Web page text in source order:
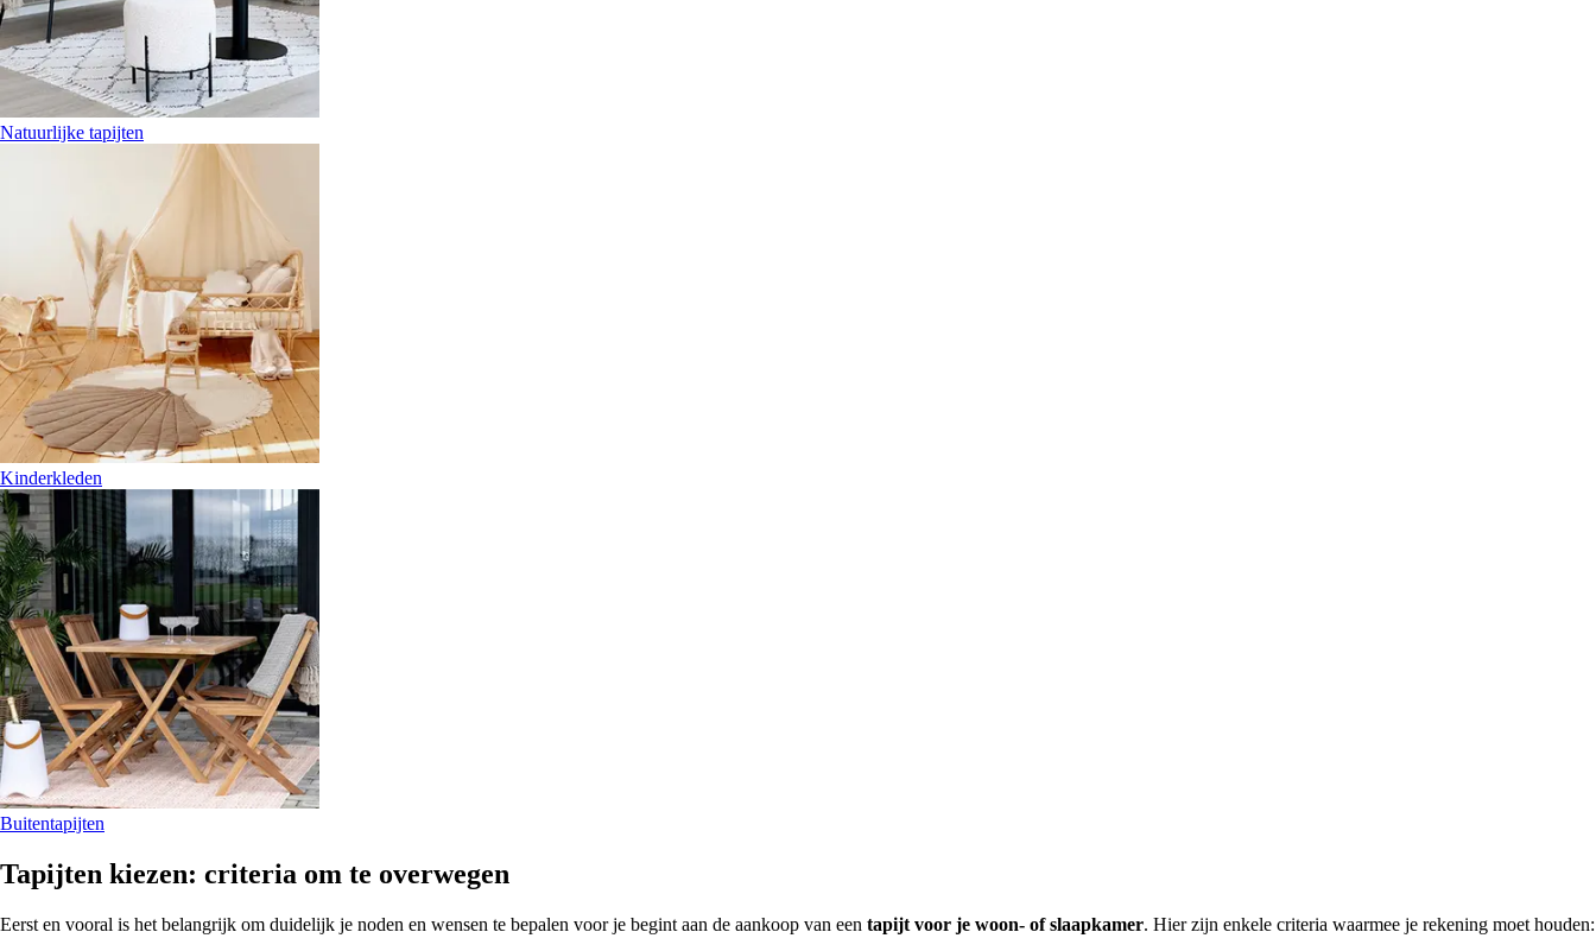
Natuurlijke tapijten
Kinderkleden
Buitentapijten
Tapijten kiezen: criteria om te overwegen
Eerst en vooral is het belangrijk om duidelijk je noden en wensen te bepalen voor je begint aan de aankoop van een tapijt voor je woon- of slaapkamer. Hier zijn enkele criteria waarmee je rekening moet houden: